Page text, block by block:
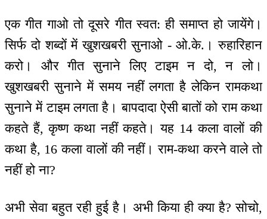
एक गीत गाओ तो दूसरे गीत स्वत: ही समाप्त हो जायेंगे।
सिर्फ दो शब्दों में खुशखबरी सुनाओ - ओ.के.। रुहारिहान
करो। और गीत सुनाने लिए टाइम न दो, न लो।
खुशखबरी सुनाने में समय नहीं लगता है लेकिन रामकथा
सुनाने में टाइम लगता है। बापदादा ऐसी बातों को राम कथा
कहते हैं, कृष्ण कथा नहीं कहते। यह 14 कला वालों की
कथा है, 16 कला वालों की नहीं। राम-कथा करने वाले तो
नहीं हो ना?
अभी सेवा बहुत रही हुई है। अभी किया ही क्या है? सोचो,